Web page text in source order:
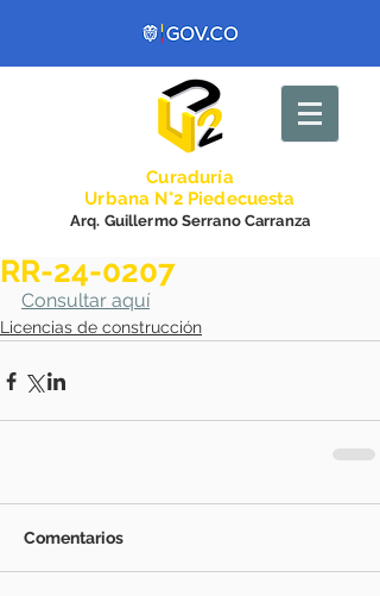
Curaduría
Urbana N°2 Piedecuesta
Arq. Guillermo Serrano Carranza
RR-24-0207
Consultar aquí
Licencias de construcción
Comentarios